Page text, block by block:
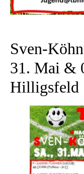
Sven-
31. Mai &
Hilligsfeld